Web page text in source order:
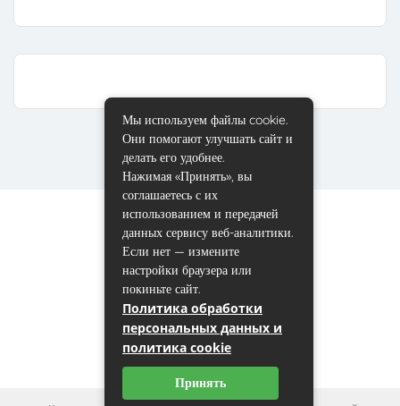
Мы используем файлы cookie.
Они помогают улучшать сайт и
делать его удобнее.
Нажимая «Принять», вы
соглашаетесь с их
использованием и передачей
данных сервису веб-аналитики.
Если нет — измените
настройки браузера или
покиньте сайт.
Политика обработки
персональных данных и
политика cookie
Принять